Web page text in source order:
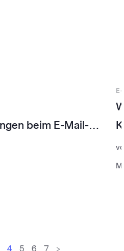
beim E-Mail-
Ihres
4 5 6 7 >